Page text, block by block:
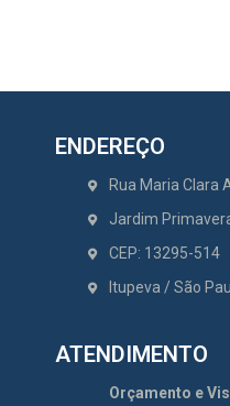
ENDEREÇO
Rua Maria Clara
Jardim
CEP: 13295-514
Itupeva / São
ATENDIMENTO
Orçamento e